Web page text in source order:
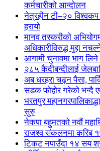
कर्मचारीको आन्दोलन
नेत्रहीन टी–२०
हरायो
मानव तस्करीको
अधिकारीविरुद्ध मुद्दा
आगामी चुनावमा भाग
२८५ कैदीबन्दीलाई
अब धरहरा चढ्न पैसा,
सडक फोहोर गरेको भन्दै
भरतपुर
सुरु
नेकपा बहुमतको नवौं
राजश्व संकलनमा करिब
टिकट नपाउँदा १४ सय